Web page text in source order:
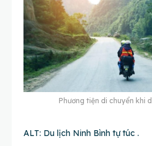
Phương tiện di chuyển khi
ALT: Du lịch Ninh Bình tự túc .